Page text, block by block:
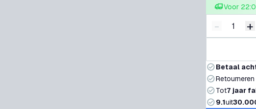
Voor
Verminder
- +
Betaal
Tot7 jaar
9.1uit